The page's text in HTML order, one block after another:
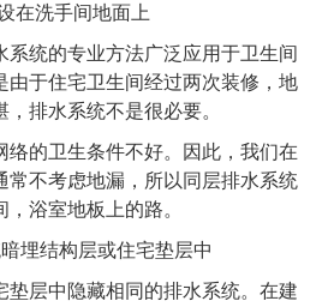
在洗手间地面上
统的专业方法广泛应用于卫生间
由于住宅卫生间经过两次装修，地
排水系统不是很必要。
的卫生条件不好。因此，我们在
常不考虑地漏，所以同层排水系统
浴室地板上的路。
暗埋结构层或住宅垫层中
层中隐藏相同的排水系统。在建